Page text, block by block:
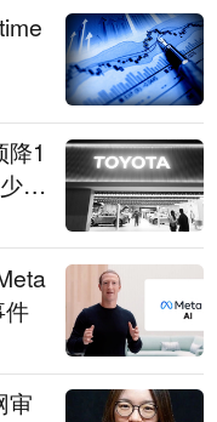
1
卖
件
审